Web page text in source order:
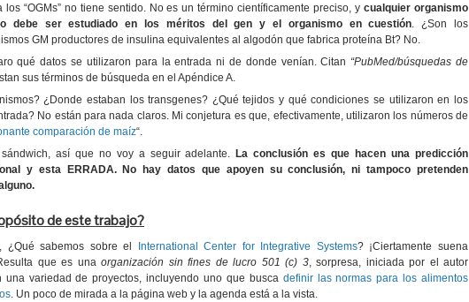
los “OGMs” no tiene sentido. No es un término científicamente preciso, ycualquier organismo
debe ser estudiado en los méritos del gen y el organismo en cuestión. ¿Son los
GM productores de insulina equivalentes al algodón que fabrica proteína Bt? No.
qué datos se utilizaron para la entrada ni de donde venían. Citan “PubMed/búsquedas de
sus términos de búsqueda en el Apéndice A.
¿Donde estaban los transgenes? ¿Qué tejidos y qué condiciones se utilizaron en los
No están para nada claros. Mi conjetura es que, efectivamente, utilizaron los números de
comparación de maíz“.
así que no voy a seguir adelante. La conclusión es que hacen una predicción
y esta ERRADA. No hay datos que apoyen su conclusión, ni tampoco pretenden
de este trabajo?
¿Qué sabemos sobre el International Center for Integrative Systems? ¡Ciertamente suena
que es unaorganización sin fines de lucro 501 (c) 3, sorpresa, iniciada por el autor
una variedad de proyectos, incluyendo uno que busca definir las normas para los alimentos
. Un poco de mirada a la página web y la agenda está a la vista.